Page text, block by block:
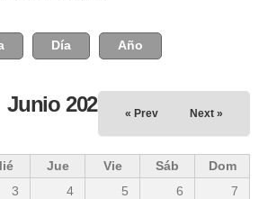
Día Año
Junio 2026 « Prev Next »
Jue Vie Sáb
Dom
3 4 5 6 7